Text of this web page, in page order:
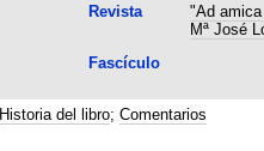
Revista
"Ad
Mª José
Fascículo
Historia del libro; Comentarios